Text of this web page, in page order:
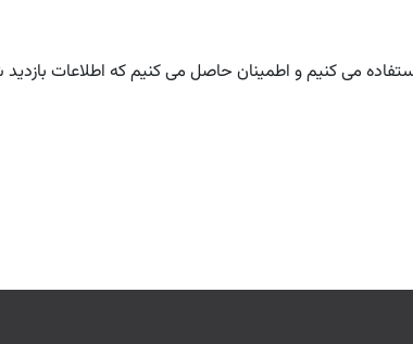
می کنیم و اطمینان حاصل می کنیم که اطلاعات